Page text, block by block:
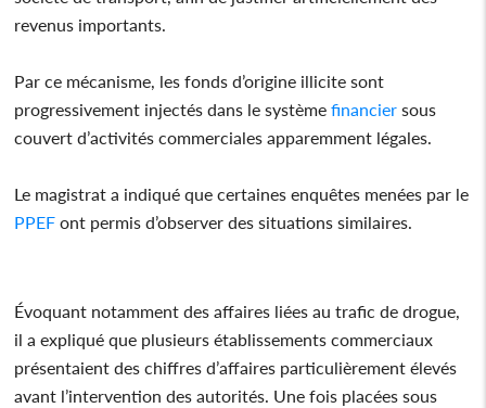
revenus importants.
Par ce mécanisme, les fonds d’origine illicite sont
progressivement injectés dans le système financier sous
couvert d’activités commerciales apparemment légales.
Le magistrat a indiqué que certaines enquêtes menées par le
PPEF ont permis d’observer des situations similaires.
Évoquant notamment des affaires liées au trafic de drogue,
il a expliqué que plusieurs établissements commerciaux
présentaient des chiffres d’affaires particulièrement élevés
avant l’intervention des autorités. Une fois placées sous